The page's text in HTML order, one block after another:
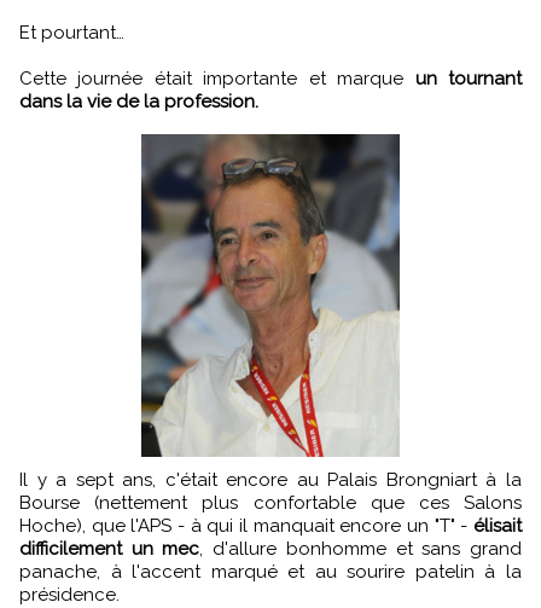
Et pourtant…
Cette journée était importante et marque un tournant
dans la vie de la profession.
Il y a sept ans, c'était encore au Palais Brongniart à la
Bourse (nettement plus confortable que ces Salons
Hoche), que l'APS - à qui il manquait encore un "T" - élisait
difficilement un mec, d'allure bonhomme et sans grand
panache, à l'accent marqué et au sourire patelin à la
présidence.